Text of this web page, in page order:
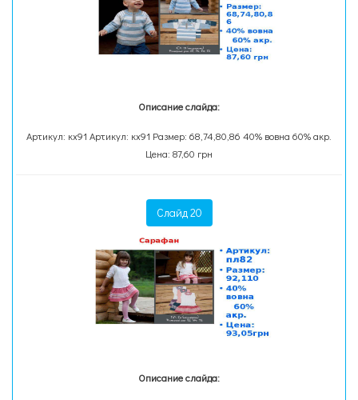
Описание слайда:
Артикул: кх91 Артикул: кх91 Размер: 68,74,80,86 40% вовна 60% акр.
Цена: 87,60 грн
Слайд 20
Описание слайда: